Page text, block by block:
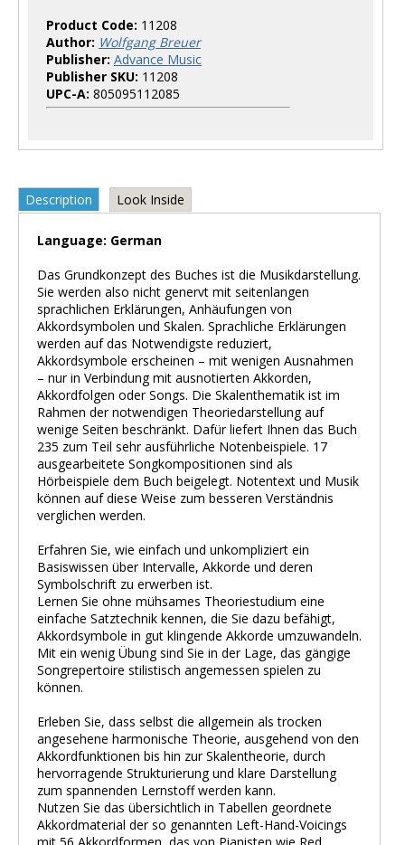
Product Code: 11208
Author: Wolfgang Breuer
Publisher: Advance Music
Publisher SKU: 11208
UPC-A: 805095112085
Description Look Inside
Language: German
Das Grundkonzept des Buches ist die Musikdarstellung.
Sie werden also nicht genervt mit seitenlangen
sprachlichen Erklärungen, Anhäufungen von
Akkordsymbolen und Skalen. Sprachliche Erklärungen
werden auf das Notwendigste reduziert,
Akkordsymbole erscheinen – mit wenigen Ausnahmen
– nur in Verbindung mit ausnotierten Akkorden,
Akkordfolgen oder Songs. Die Skalenthematik ist im
Rahmen der notwendigen Theoriedarstellung auf
wenige Seiten beschränkt. Dafür liefert Ihnen das Buch
235 zum Teil sehr ausführliche Notenbeispiele. 17
ausgearbeitete Songkompositionen sind als
Hörbeispiele dem Buch beigelegt. Notentext und Musik
können auf diese Weise zum besseren Verständnis
verglichen werden.
Erfahren Sie, wie einfach und unkompliziert ein
Basiswissen über Intervalle, Akkorde und deren
Symbolschrift zu erwerben ist.
Lernen Sie ohne mühsames Theoriestudium eine
einfache Satztechnik kennen, die Sie dazu befähigt,
Akkordsymbole in gut klingende Akkorde umzuwandeln.
Mit ein wenig Übung sind Sie in der Lage, das gängige
Songrepertoire stilistisch angemessen spielen zu
können.
Erleben Sie, dass selbst die allgemein als trocken
angesehene harmonische Theorie, ausgehend von den
Akkordfunktionen bis hin zur Skalentheorie, durch
hervorragende Strukturierung und klare Darstellung
zum spannenden Lernstoff werden kann.
Nutzen Sie das übersichtlich in Tabellen geordnete
Akkordmaterial der so genannten Left-Hand-Voicings
mit 56 Akkordformen, das von Pianisten wie Red